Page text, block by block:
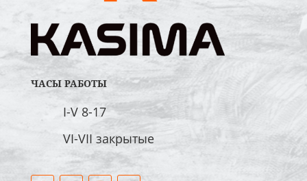
ЧАСЫ РАБОТЫ
I-V 8-17
VI-VII закрытые